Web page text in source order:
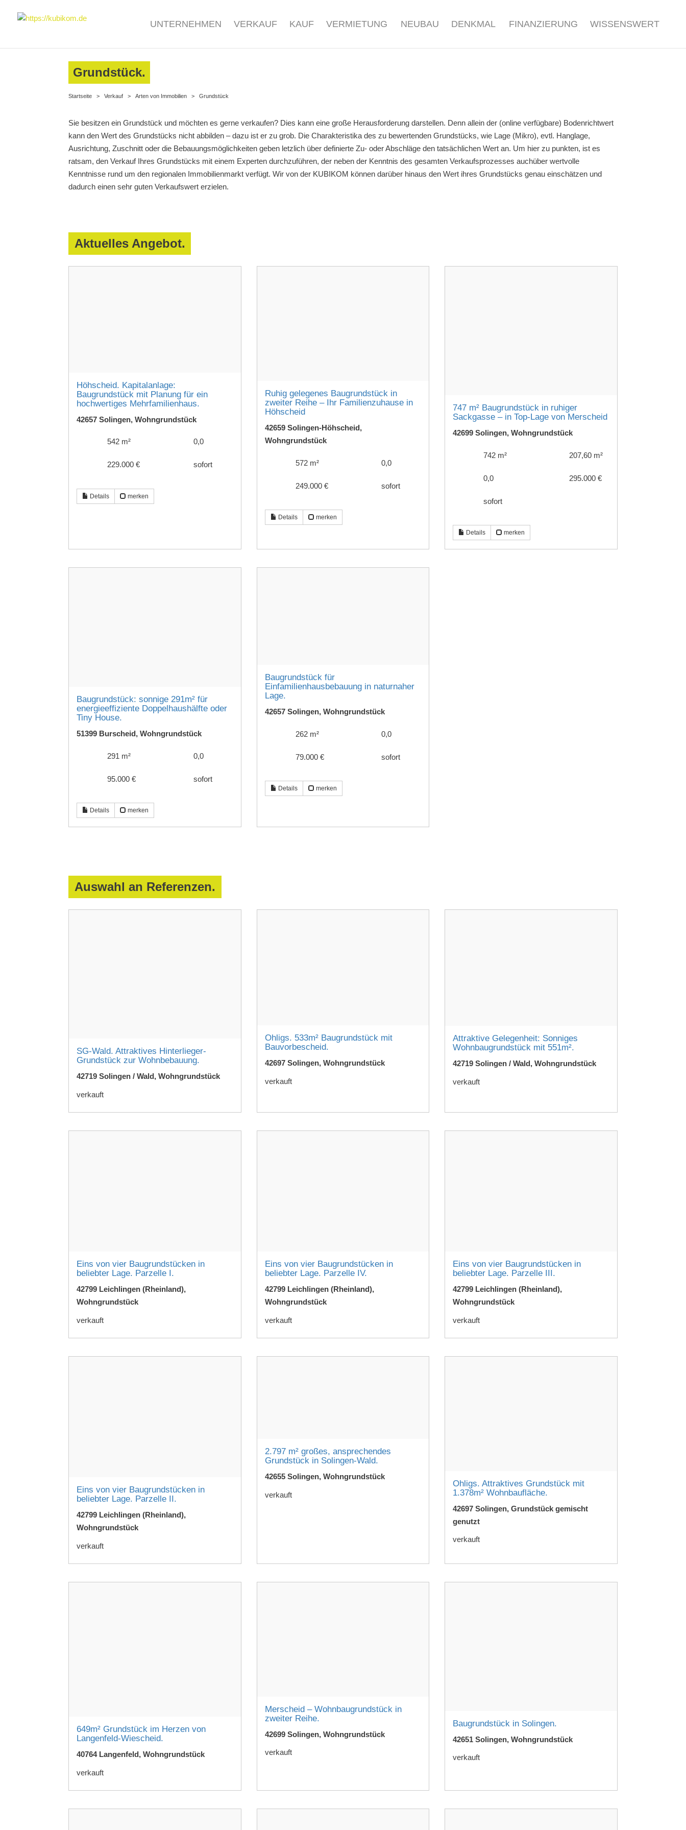
UNTERNEHMEN VERKAUF KAUF VERMIETUNG NEUBAU DENKMAL FINANZIERUNG WISSENSWERT
Grundstück.
Startseite >Verkauf >Arten von Immobilien >Grundstück
Sie besitzen ein Grundstück und möchten es gerne verkaufen? Dies kann eine große Herausforderung darstellen. Denn allein der (online verfügbare) Bodenrichtwert
kann den Wert des Grundstücks nicht abbilden – dazu ist er zu grob. Die Charakteristika des zu bewertenden Grundstücks, wie Lage (Mikro), evtl. Hanglage,
Ausrichtung, Zuschnitt oder die Bebauungsmöglichkeiten geben letzlich über definierte Zu- oder Abschläge den tatsächlichen Wert an. Um hier zu punkten, ist es
ratsam, den Verkauf Ihres Grundstücks mit einem Experten durchzuführen, der neben der Kenntnis des gesamten Verkaufsprozesses auchüber wertvolle
Kenntnisse rund um den regionalen Immobilienmarkt verfügt. Wir von der KUBIKOM können darüber hinaus den Wert ihres Grundstücks genau einschätzen und
dadurch einen sehr guten Verkaufswert erzielen.
Aktuelles Angebot.
Höhscheid. Kapitalanlage:
Baugrundstück mit Planung für ein
hochwertiges Mehrfamilienhaus.
42657 Solingen, Wohngrundstück
542 m² 0,0
229.000 € sofort
Details merken
Ruhig gelegenes Baugrundstück in
zweiter Reihe – Ihr Familienzuhause in
Höhscheid
42659 Solingen-Höhscheid,
Wohngrundstück
572 m² 0,0
249.000 € sofort
Details merken
747 m² Baugrundstück in ruhiger
Sackgasse – in Top-Lage von Merscheid
42699 Solingen, Wohngrundstück
742 m² 207,60 m²
0,0 295.000 €
sofort
Details merken
Baugrundstück: sonnige 291m² für
energieeffiziente Doppelhaushälfte oder
Tiny House.
51399 Burscheid, Wohngrundstück
291 m² 0,0
95.000 € sofort
Details merken
Baugrundstück für
Einfamilienhausbebauung in naturnaher
Lage.
42657 Solingen, Wohngrundstück
262 m² 0,0
79.000 € sofort
Details merken
Auswahl an Referenzen.
SG-Wald. Attraktives Hinterlieger-
Grundstück zur Wohnbebauung.
42719 Solingen / Wald, Wohngrundstück
verkauft
Ohligs. 533m² Baugrundstück mit
Bauvorbescheid.
42697 Solingen, Wohngrundstück
verkauft
Attraktive Gelegenheit: Sonniges
Wohnbaugrundstück mit 551m².
42719 Solingen / Wald, Wohngrundstück
verkauft
Eins von vier Baugrundstücken in
beliebter Lage. Parzelle I.
42799 Leichlingen (Rheinland),
Wohngrundstück
verkauft
Eins von vier Baugrundstücken in
beliebter Lage. Parzelle IV.
42799 Leichlingen (Rheinland),
Wohngrundstück
verkauft
Eins von vier Baugrundstücken in
beliebter Lage. Parzelle III.
42799 Leichlingen (Rheinland),
Wohngrundstück
verkauft
Eins von vier Baugrundstücken in
beliebter Lage. Parzelle II.
42799 Leichlingen (Rheinland),
Wohngrundstück
verkauft
2.797 m² großes, ansprechendes
Grundstück in Solingen-Wald.
42655 Solingen, Wohngrundstück
verkauft
Ohligs. Attraktives Grundstück mit
1.378m² Wohnbaufläche.
42697 Solingen, Grundstück gemischt
genutzt
verkauft
649m² Grundstück im Herzen von
Langenfeld-Wiescheid.
40764 Langenfeld, Wohngrundstück
verkauft
Merscheid – Wohnbaugrundstück in
zweiter Reihe.
42699 Solingen, Wohngrundstück
verkauft
Baugrundstück in Solingen.
42651 Solingen, Wohngrundstück
verkauft